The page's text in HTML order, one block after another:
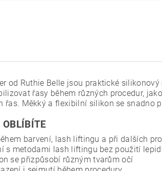
od Ruthie Belle jsou praktické
řasy během různých procedur,
řas. Měkký a flexibilní silikon se snadno
OBLÍBÍTE
barvení, lash liftingu a při dalších
s metodami lash liftingu bez použití
se přizpůsobí různým tvarům očí